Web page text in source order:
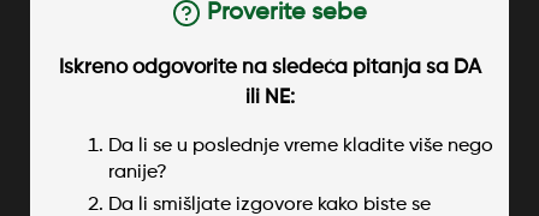
Proverite sebe
Iskreno odgovorite na sledeća pitanja sa DA
ili NE:
Da li se u poslednje vreme kladite više nego
ranije?
Da li smišljate izgovore kako biste se